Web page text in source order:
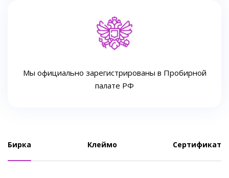
Мы официально зарегистрированы в Пробирной
палате РФ
Бирка Клеймо Сертификат